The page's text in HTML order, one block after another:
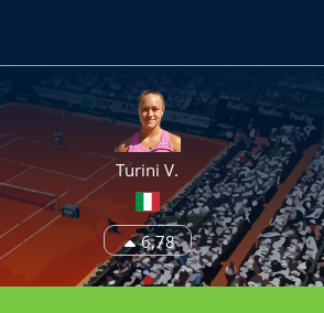
Turini V.
6,78